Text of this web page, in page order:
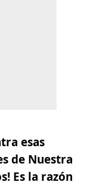
esas
de Nuestra
Es la razón